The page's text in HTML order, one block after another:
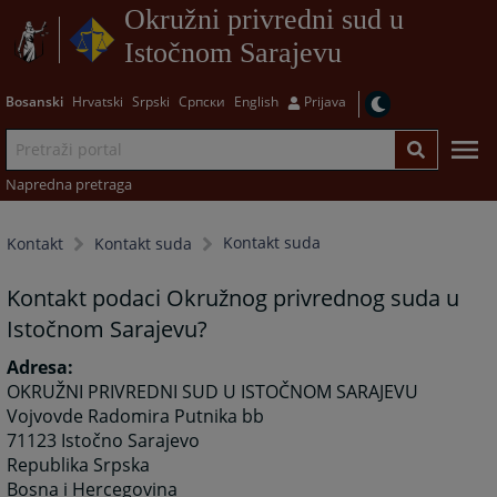
Okružni privredni sud u
Istočnom Sarajevu
Bosanski Hrvatski Srpski Српски English Prijava
Napredna pretraga
Kontakt Kontakt suda Kontakt suda
Kontakt podaci Okružnog privrednog suda u
Istočnom Sarajevu?
Adresa:
OKRUŽNI PRIVREDNI SUD U ISTOČNOM SARAJEVU
Vojvovde Radomira Putnika bb
71123 Istočno Sarajevo
Republika Srpska
Bosna i Hercegovina